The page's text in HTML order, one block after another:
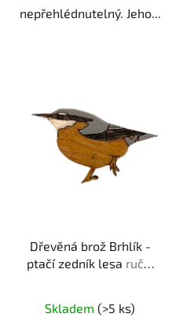
nepřehlédnutelný. Jeho...
Dřevěná brož Brhlík -
ptačí zedník lesa ruční
Skladem (>5 ks)